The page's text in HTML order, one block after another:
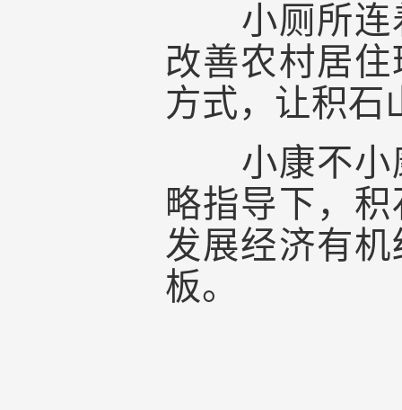
小厕所连着
改善农村居
方式，让积石
小康不小康
略指导下，
发展经济有
板。